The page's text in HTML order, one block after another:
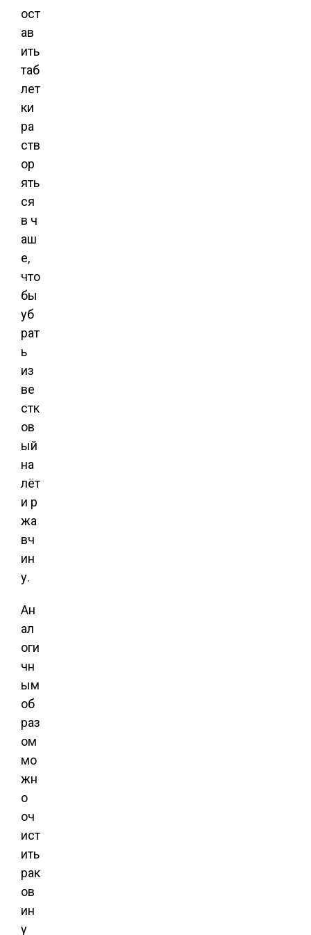
ост
ав
ить
таб
лет
ки
ра
ств
ор
ять
ся
в ч
аш
е,
что
бы
уб
рат
ь
из
ве
стк
ов
ый
на
лёт
и р
жа
вч
ин
у.
Ан
ал
оги
чн
ым
об
раз
ом
мо
жн
о
оч
ист
ить
рак
ов
ин
у